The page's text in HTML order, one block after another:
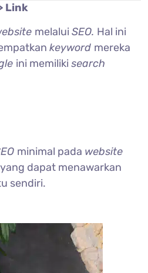
Link
melalui SEO. Hal ini
keyword mereka
ini memiliki search
minimal pada website
yang dapat menawarkan
sendiri.